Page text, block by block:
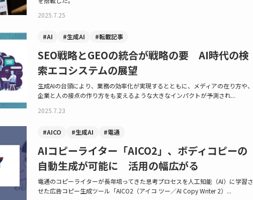
2025.7.25
#AI #生成AI #転載記事
SEO戦略とGEOの統合が戦略の要 AI時代の検
索エコシステムの展望
生成AIの台頭により、業務の効率化が実現するとともに、メディアの在り方や、
企業と人の接点の作り方をも変えるような大きなインパクトが予測され...
2025.7.23
#AICO #生成AI #電通
AIコピーライター「AICO2」、ボディコピーの
自動生成が可能に 活用の幅広がる
電通のコピーライターが長年培ってきた思考プロセスを人工知能（AI）に学習さ
せた広告コピー生成ツール「AICO2（アイコ ツー／AI Copy Writer 2）...